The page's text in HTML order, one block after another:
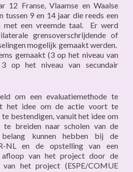
12 Franse, Vlaamse en Waalse
tussen 9 en 14 jaar die reeds een
met een vreemde taal. Er werd
grensoverschrijdende of
mogelijk gemaakt werden.
gemaakt (3 op het niveau van
op het niveau van secundair
om een evaluatiemethode te
het idee om de actie voort te
bestendigen, vanuit het idee om
breiden naar scholen van de
kunnen hebben bij de
NL en de opstelling van een
afloop van het project door de
van het project (ESPE/COMUE